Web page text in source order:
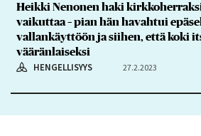
Heikki Nenonen haki
vaikuttaa – pian hän havahtui
vallankäyttöön ja siihen, että koki
vääränlaiseksi
HENGELLISYYS 27.2.2023